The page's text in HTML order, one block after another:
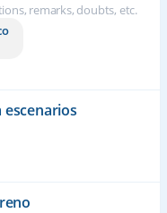
remarks, doubts, etc.
escenarios